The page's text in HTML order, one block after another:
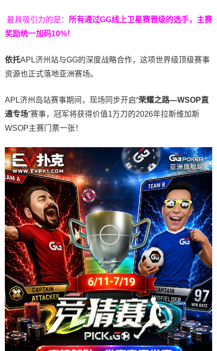
最具吸引力的是： 所有通过GG线上卫星赛晋级的选手，主赛
奖励统一加码10%！
依托APL济州站与GG的深度战略合作，这项世界级顶级赛事
资源也正式落地亚洲赛场。
APL济州岛站赛事期间，现场同步开启“荣耀之路—WSOP直
通专场”赛事，冠军将获得价值1万刀的2026年拉斯维加斯
WSOP主赛门票一张！